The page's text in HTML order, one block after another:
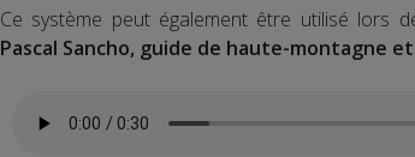
Ce système peut également être utilisé lors
Pascal Sancho, guide de haute-montagne